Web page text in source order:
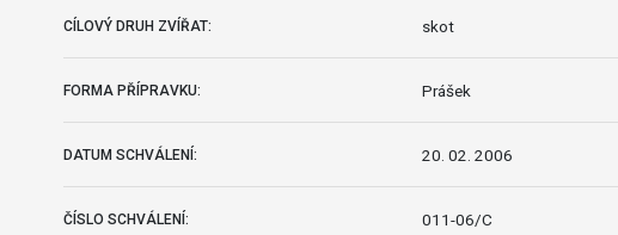
CÍLOVÝ DRUH ZVÍŘAT: skot
FORMA PŘÍPRAVKU: Prášek
DATUM SCHVÁLENÍ: 20. 02. 2006
ČÍSLO SCHVÁLENÍ: 011-06/C